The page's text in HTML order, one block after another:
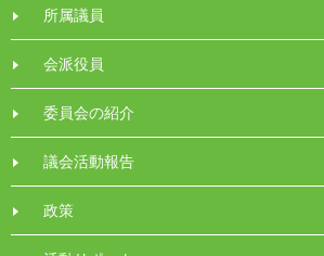
所属議員
会派役員
委員会の紹介
議会活動報告
政策